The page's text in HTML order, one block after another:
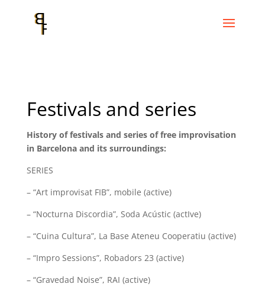
Festivals and series
History of festivals and series of free improvisation
in Barcelona and its surroundings:
SERIES
– “Art improvisat FIB”, mobile (active)
– “Nocturna Discordia”, Soda Acústic (actIve)
– “Cuina Cultura”, La Base Ateneu Cooperatiu (active)
– “Impro Sessions”, Robadors 23 (active)
– “Gravedad Noise”, RAI (active)